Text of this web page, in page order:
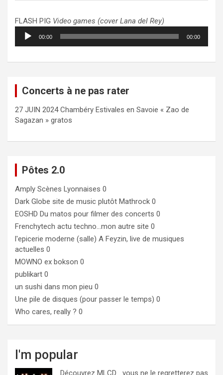
FLASH PIG Video games (cover Lana del Rey)
Lecteur
audio
00:00 00:00
Concerts à ne pas rater
27 JUIN 2024 Chambéry Estivales en Savoie « Zao de
Sagazan » gratos
Pôtes 2.0
Amply Scènes Lyonnaises 0
Dark Globe site de music plutôt Mathrock 0
EOSHD Du matos pour filmer des concerts 0
Frenchytech actu techno…mon autre site 0
l'epicerie moderne (salle) A Feyzin, live de musiques
actuelles 0
MOWNO ex bokson 0
publikart 0
un sushi dans mon pieu 0
Une pile de disques (pour passer le temps) 0
Who cares, really ? 0
I'm popular
Découvrez MLCD… vous ne le regretterez pas